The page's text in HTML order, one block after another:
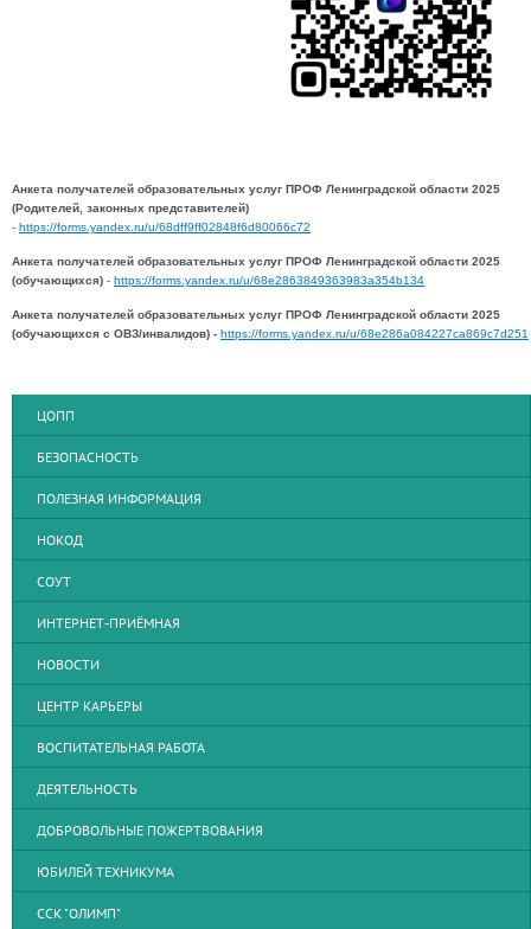
Анкета получателей образовательных услуг ПРОФ Ленинградской области 2025
(Родителей, законных представителей)
- https://forms.yandex.ru/u/68dff9ff02848f6d80066c72
Анкета получателей образовательных услуг ПРОФ Ленинградской области 2025
(обучающихся) - https://forms.yandex.ru/u/68e2863849363983a354b134
Анкета получателей образовательных услуг ПРОФ Ленинградской области 2025
(обучающихся с ОВЗ/инвалидов) - https://forms.yandex.ru/u/68e286a084227ca869c7d251
ЦОПП
БЕЗОПАСНОСТЬ
ПОЛЕЗНАЯ ИНФОРМАЦИЯ
НОКОД
СОУТ
ИНТЕРНЕТ-ПРИЁМНАЯ
НОВОСТИ
ЦЕНТР КАРЬЕРЫ
ВОСПИТАТЕЛЬНАЯ РАБОТА
ДЕЯТЕЛЬНОСТЬ
ДОБРОВОЛЬНЫЕ ПОЖЕРТВОВАНИЯ
ЮБИЛЕЙ ТЕХНИКУМА
ССК "ОЛИМП"